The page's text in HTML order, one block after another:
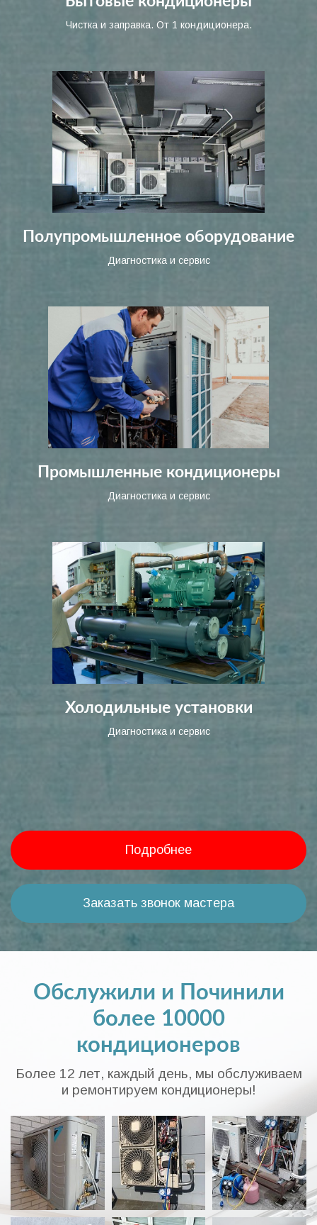
Чистка и заправка. От 1 кондиционера.
Полупромышленное оборудование
Диагностика и сервис
Промышленные кондиционеры
Диагностика и сервис
Холодильные установки
Диагностика и сервис
Подробнее
Заказать звонок мастера
Обслужили и Починили
более 10000
кондиционеров
Более 12 лет, каждый день, мы обслуживаем
и ремонтируем кондиционеры!